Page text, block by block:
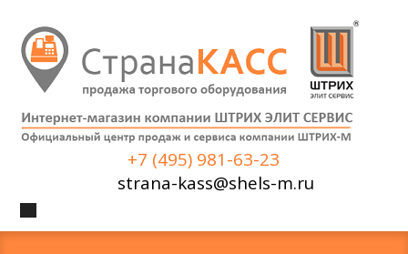
+7 (495) 981-63-23
strana-kass@shels-m.ru